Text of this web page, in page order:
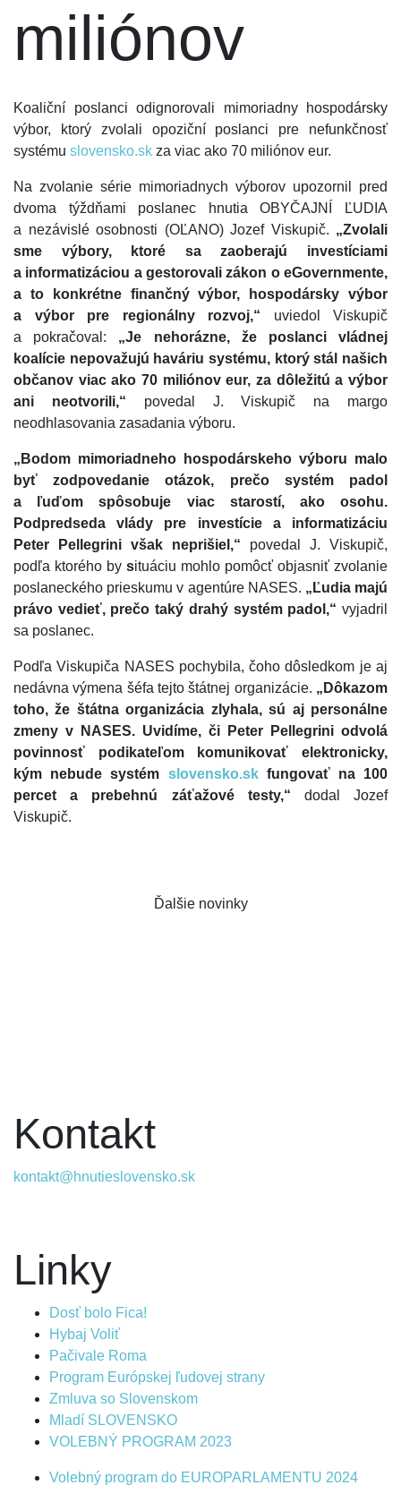
miliónov
Koaliční poslanci odignorovali mimoriadny hospodársky
výbor, ktorý zvolali opoziční poslanci pre nefunkčnosť
systému slovensko.sk za viac ako 70 miliónov eur.
Na zvolanie série mimoriadnych výborov upozornil pred
dvoma týždňami poslanec hnutia OBYČAJNÍ ĽUDIA
a nezávislé osobnosti (OĽANO) Jozef Viskupič. „Zvolali
sme výbory, ktoré sa zaoberajú investíciami
a informatizáciou a gestorovali zákon o eGovernmente,
a to konkrétne finančný výbor, hospodársky výbor
a výbor pre regionálny rozvoj,“ uviedol Viskupič
a pokračoval: „Je nehorázne, že poslanci vládnej
koalície nepovažujú haváriu systému, ktorý stál našich
občanov viac ako 70 miliónov eur, za dôležitú a výbor
ani neotvorili,“ povedal J. Viskupič na margo
neodhlasovania zasadania výboru.
„Bodom mimoriadneho hospodárskeho výboru malo
byť zodpovedanie otázok, prečo systém padol
a ľuďom spôsobuje viac starostí, ako osohu.
Podpredseda vlády pre investície a informatizáciu
Peter Pellegrini však neprišiel,“ povedal J. Viskupič,
podľa ktorého by situáciu mohlo pomôcť objasniť zvolanie
poslaneckého prieskumu v agentúre NASES. „Ľudia majú
právo vedieť, prečo taký drahý systém padol,“ vyjadril
sa poslanec.
Podľa Viskupiča NASES pochybila, čoho dôsledkom je aj
nedávna výmena šéfa tejto štátnej organizácie. „Dôkazom
toho, že štátna organizácia zlyhala, sú aj personálne
zmeny v NASES. Uvidíme, či Peter Pellegrini odvolá
povinnosť podikateľom komunikovať elektronicky,
kým nebude systém slovensko.skfungovať na 100
percet a prebehnú záťažové testy,“ dodal Jozef
Viskupič.
Ďalšie novinky
Kontakt
kontakt@hnutieslovensko.sk
Linky
Dosť bolo Fica!
Hybaj Voliť
Pačivale Roma
Program Európskej ľudovej strany
Zmluva so Slovenskom
Mladí SLOVENSKO
VOLEBNÝ PROGRAM 2023
Volebný program do EUROPARLAMENTU 2024